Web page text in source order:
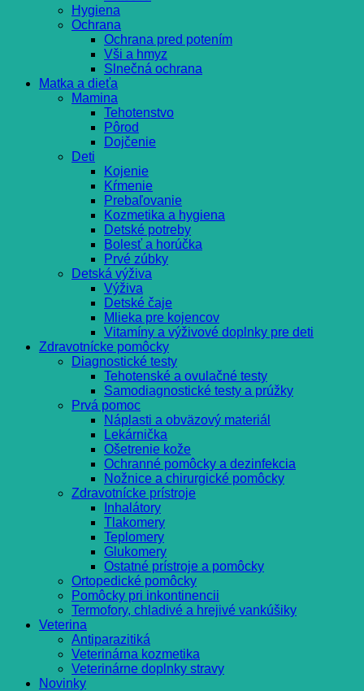
Hygiena
Ochrana
Ochrana pred potením
Vši a hmyz
Slnečná ochrana
Matka a dieťa
Mamina
Tehotenstvo
Pôrod
Dojčenie
Deti
Kojenie
Kŕmenie
Prebaľovanie
Kozmetika a hygiena
Detské potreby
Bolesť a horúčka
Prvé zúbky
Detská výživa
Výživa
Detské čaje
Mlieka pre kojencov
Vitamíny a výživové doplnky pre deti
Zdravotnícke pomôcky
Diagnostické testy
Tehotenské a ovulačné testy
Samodiagnostické testy a prúžky
Prvá pomoc
Náplasti a obväzový materiál
Lekárnička
Ošetrenie kože
Ochranné pomôcky a dezinfekcia
Nožnice a chirurgické pomôcky
Zdravotnícke prístroje
Inhalátory
Tlakomery
Teplomery
Glukomery
Ostatné prístroje a pomôcky
Ortopedické pomôcky
Pomôcky pri inkontinencii
Termofory, chladivé a hrejivé vankúšiky
Veterina
Antiparazitiká
Veterinárna kozmetika
Veterinárne doplnky stravy
Novinky